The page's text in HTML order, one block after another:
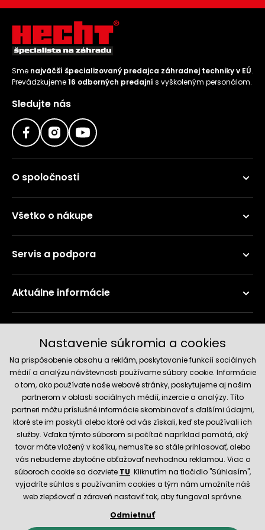
Sme najväčší špecializovaný predajca záhradnej techniky v EÚ.
Prevádzkujeme16 odborných predajní s vyškoleným personálom.
Sledujte nás
O spoločnosti
Všetko o nákupe
Servis a podpora
Aktuálne informácie
Spoľahlivý obchod
Obchodné podmienky
Nastavenie súkromia a cookies
Na prispôsobenie obsahu a reklám, poskytovanie funkcií sociálnych
médií a analýzu návštevnosti používame súbory cookie. Informácie
o tom, ako používate naše webové stránky, poskytujeme aj našim
partnerom v oblasti sociálnych médií, inzercie a analýzy. Títo
partneri môžu príslušné informácie skombinovať s ďalšími údajmi,
ktoré ste im poskytli alebo ktoré od vás získali, keď ste používali ich
služby. Vďaka týmto súborom si počítač napríklad pamätá, aký
tovar máte vložený v košíku, nemusíte sa stále prihlasovať, alebo
vás nebudeme zbytočne obťažovať nevhodnou reklamou. Viac o
súboroch cookie sa dozviete TU. Kliknutím na tlačidlo "Súhlasím",
vyjadríte súhlas s používaním cookies a tým nám umožníte náš
web zlepšovať a zároveň nastaviť tak, aby fungoval správne.
Odmietnuť